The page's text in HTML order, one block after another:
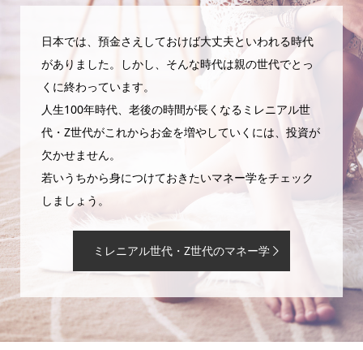
日本では、預金さえしておけば大丈夫といわれる時代
がありました。しかし、そんな時代は親の世代でとっ
くに終わっています。
人生100年時代、老後の時間が長くなるミレニアル世
代・Z世代がこれからお金を増やしていくには、投資が
欠かせません。
若いうちから身につけておきたいマネー学をチェック
しましょう。
ミレニアル世代・Z世代のマネー学